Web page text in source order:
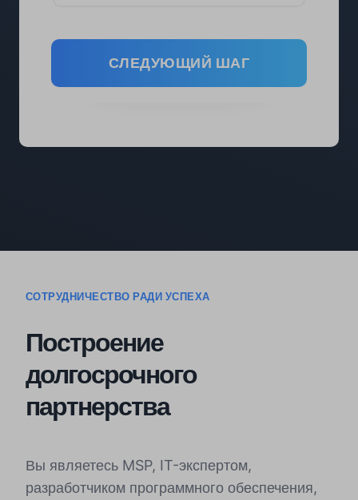
СЛЕДУЮЩИЙ ШАГ
СОТРУДНИЧЕСТВО РАДИ УСПЕХА
Построение
долгосрочного
партнерства
Вы являетесь MSP, IT-экспертом,
разработчиком программного обеспечения,